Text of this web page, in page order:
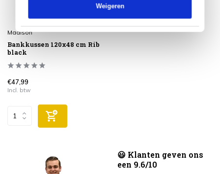
Weigeren
Madison
Bankkussen 120x48 cm Rib
black
€47,99
Incl. btw
😃 Klanten geven ons
een 9.6/10